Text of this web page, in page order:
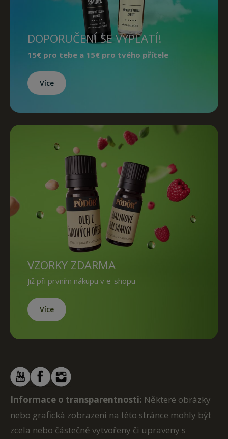
DOPORUČENÍ SE VYPLATÍ!
15€ pro tebe a 15€ pro tvého přítele
Více
VZORKY ZDARMA
Již při prvním nákupu v e-shopu
Více
Informace o transparentnosti: Některé obrázky
nebo grafická zobrazení na této stránce mohly být
zcela nebo částečně vytvořeny či upraveny s